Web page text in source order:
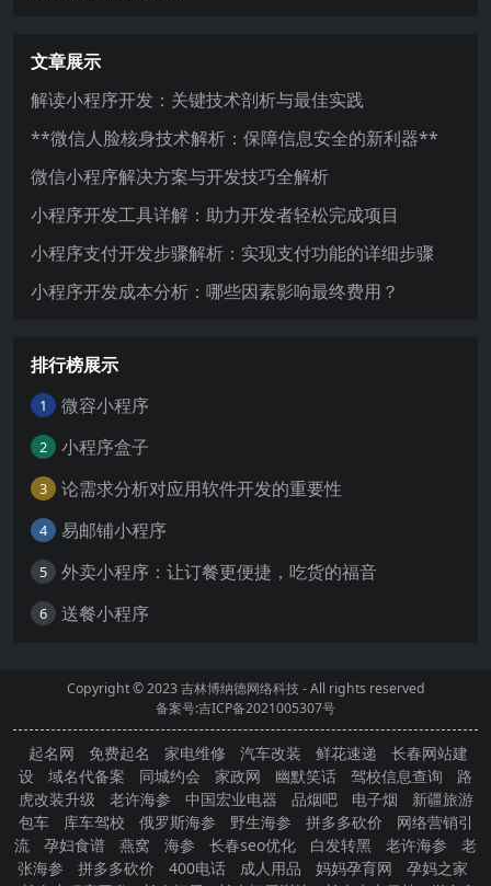
文章展示
解读小程序开发：关键技术剖析与最佳实践
**微信人脸核身技术解析：保障信息安全的新利器**
微信小程序解决方案与开发技巧全解析
小程序开发工具详解：助力开发者轻松完成项目
小程序支付开发步骤解析：实现支付功能的详细步骤
小程序开发成本分析：哪些因素影响最终费用？
排行榜展示
1 微容小程序
2 小程序盒子
3 论需求分析对应用软件开发的重要性
4 易邮铺小程序
5 外卖小程序：让订餐更便捷，吃货的福音
6 送餐小程序
Copyright © 2023吉林博纳德网络科技- All rights reserved
备案号:吉ICP备2021005307号
起名网 免费起名 家电维修 汽车改装 鲜花速递
长春网站建
设
域名代备案 同城约会 家政网 幽默笑话 驾校信息查询
路
虎改装升级
老许海参 中国宏业电器 品烟吧 电子烟
新疆旅游
包车
库车驾校 俄罗斯海参 野生海参 拼多多砍价
网络营销引
流
孕妇食谱 燕窝 海参 长春seo优化 白发转黑 老许海参
老
张海参
拼多多砍价 400电话 成人用品 妈妈孕育网
孕妈之家